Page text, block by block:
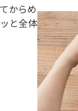
からめ
と全体